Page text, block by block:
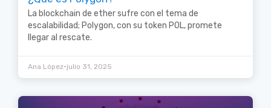
La blockchain de ether sufre con el tema de
escalabilidad; Polygon, con su token POL, promete
llegar al rescate.
Ana López•julio 31, 2025